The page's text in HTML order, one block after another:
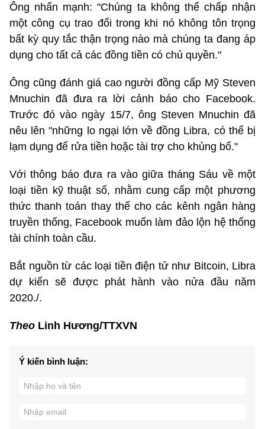
Ông nhấn mạnh: "Chúng ta không thể chấp nhận
một công cụ trao đổi trong khi nó không tôn trọng
bất kỳ quy tắc thận trọng nào mà chúng ta đang áp
dụng cho tất cả các đồng tiền có chủ quyền."
Ông cũng đánh giá cao người đồng cấp Mỹ Steven
Mnuchin đã đưa ra lời cảnh báo cho Facebook.
Trước đó vào ngày 15/7, ông Steven Mnuchin đã
nêu lên "những lo ngại lớn về đồng Libra, có thể bị
lạm dụng để rửa tiền hoặc tài trợ cho khủng bố."
Với thông báo đưa ra vào giữa tháng Sáu về một
loại tiền kỹ thuật số, nhằm cung cấp một phương
thức thanh toán thay thế cho các kênh ngân hàng
truyền thống, Facebook muốn làm đảo lộn hệ thống
tài chính toàn cầu.
Bắt nguồn từ các loại tiền điện tử như Bitcoin, Libra
dự kiến sẽ được phát hành vào nửa đầu năm
2020./.
Theo Linh Hương/TTXVN
Ý kiến bình luận: